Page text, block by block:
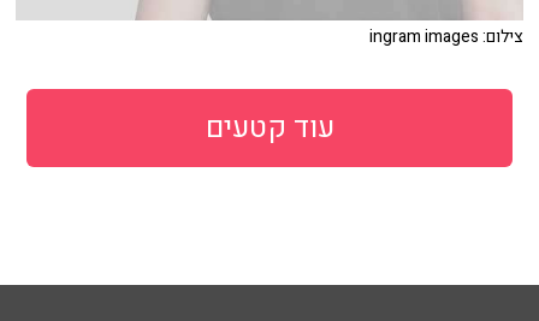
צילום: ingram images
עוד קטעים